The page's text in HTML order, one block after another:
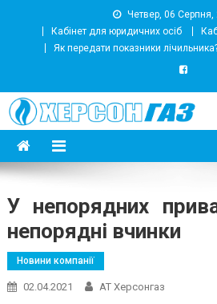
Четвер, 06 Серпня,
Кабінет для юридичних осіб
Як передати показники
АТ Херсонгаз
Підприємство з розподілу природного
У непорядних
непорядні вчинки
Новини компанії
02.04.2021 АТ Херсонгаз